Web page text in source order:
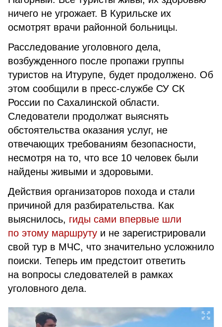
ничего не угрожает. В Курильске их
осмотрят врачи районной больницы.
Расследование уголовного дела,
возбужденного после пропажи группы
туристов на Итурупе, будет продолжено. Об
этом сообщили в пресс-службе СУ СК
России по Сахалинской области.
Следователи продолжат выяснять
обстоятельства оказания услуг, не
отвечающих требованиям безопасности,
несмотря на то, что все 10 человек были
найдены живыми и здоровыми.
Действия организаторов похода и стали
причиной для разбирательства. Как
выяснилось, гиды сами впервые шли
по этому маршруту и не зарегистрировали
свой тур в МЧС, что значительно усложнило
поиски. Теперь им предстоит ответить
на вопросы следователей в рамках
уголовного дела.